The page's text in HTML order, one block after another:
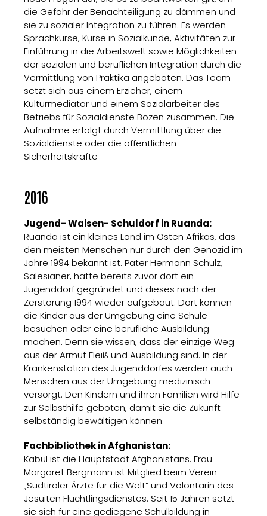
die Gefahr der Benachteiligung zu dämmen und
sie zu sozialer Integration zu führen. Es werden
Sprachkurse, Kurse in Sozialkunde, Aktivitäten zur
Einführung in die Arbeitswelt sowie Möglichkeiten
der sozialen und beruflichen Integration durch die
Vermittlung von Praktika angeboten. Das Team
setzt sich aus einem Erzieher, einem
Kulturmediator und einem Sozialarbeiter des
Betriebs für Sozialdienste Bozen zusammen. Die
Aufnahme erfolgt durch Vermittlung über die
Sozialdienste oder die öffentlichen
Sicherheitskräfte
2016
Jugend- Waisen- Schuldorf in Ruanda:
Ruanda ist ein kleines Land im Osten Afrikas, das
den meisten Menschen nur durch den Genozid im
Jahre 1994 bekannt ist. Pater Hermann Schulz,
Salesianer, hatte bereits zuvor dort ein
Jugenddorf gegründet und dieses nach der
Zerstörung 1994 wieder aufgebaut. Dort können
die Kinder aus der Umgebung eine Schule
besuchen oder eine berufliche Ausbildung
machen. Denn sie wissen, dass der einzige Weg
aus der Armut Fleiß und Ausbildung sind. In der
Krankenstation des Jugenddorfes werden auch
Menschen aus der Umgebung medizinisch
versorgt. Den Kindern und ihren Familien wird Hilfe
zur Selbsthilfe geboten, damit sie die Zukunft
selbständig bewältigen können.
Fachbibliothek in Afghanistan:
Kabul ist die Hauptstadt Afghanistans. Frau
Margaret Bergmann ist Mitglied beim Verein
„Südtiroler Ärzte für die Welt“ und Volontärin des
Jesuiten Flüchtlingsdienstes. Seit 15 Jahren setzt
sie sich für eine gediegene Schulbildung in